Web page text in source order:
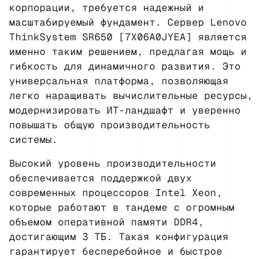
корпорации, требуется надежный и
масштабируемый фундамент. Сервер Lenovo
ThinkSystem SR650 [7X06A0JYEA] является
именно таким решением, предлагая мощь и
гибкость для динамичного развития. Это
универсальная платформа, позволяющая
легко наращивать вычислительные ресурсы,
модернизировать ИТ-ландшафт и уверенно
повышать общую производительность
системы.
Высокий уровень производительности
обеспечивается поддержкой двух
современных процессоров Intel Xeon,
которые работают в тандеме с огромным
объемом оперативной памяти DDR4,
достигающим 3 ТБ. Такая конфигурация
гарантирует бесперебойное и быстрое